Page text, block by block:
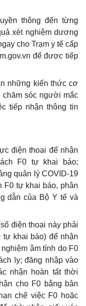
thông đến từng
xét nghiệm dương
cho Trạm y tế cấp
để được tiếp
những kiến thức cơ
chăm sóc người mắc
tiếp nhận thông tin
điện thoại để nhận
F0 tự khai báo;
quản lý COVID-19
F0 tự khai báo, phân
dẫn của Bộ Y tế và
điện thoại này phải
tự khai báo) để nhận
âm tính do F0
ly; đăng nhập vào
nhận hoàn tất thời
cho F0 bằng bản
chế việc F0 hoặc